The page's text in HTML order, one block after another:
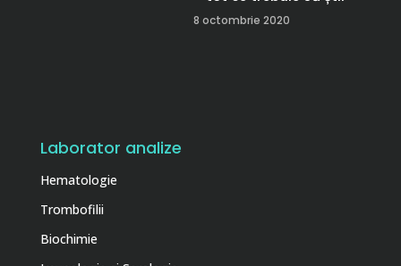
8 octombrie 2020
Laborator analize
Hematologie
Trombofilii
Biochimie